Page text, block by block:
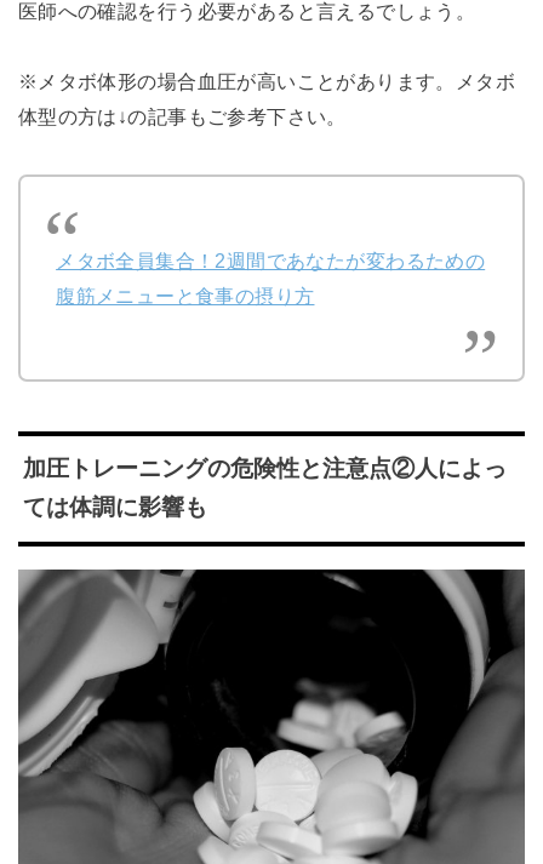
医師への確認を行う必要があると言えるでしょう。
※メタボ体形の場合血圧が高いことがあります。メタボ
体型の方は↓の記事もご参考下さい。
メタボ全員集合！2週間であなたが変わるための
腹筋メニューと食事の摂り方
加圧トレーニングの危険性と注意点②人によっ
ては体調に影響も